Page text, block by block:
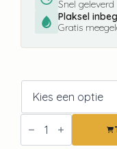
Snel geleverd
Plaksel
Gratis
Fotobehang
Parijs
City